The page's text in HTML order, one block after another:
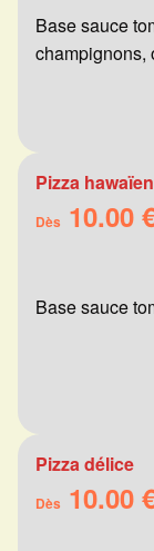
Base sauce
champignons,
Pizza
Dès 10.00
Base sauce
Pizza délice
Dès 10.00